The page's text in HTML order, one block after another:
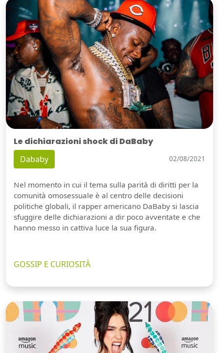
Le dichiarazioni shock di DaBaby
Dababy 02/08/2021
Nel momento in cui il tema sulla parità di diritti per la
comunità omosessuale è al centro delle decisioni
politiche globali, il rapper americano DaBaby si lascia
sfuggire delle dichiarazioni a dir poco avventate e che
hanno messo in cattiva luce la sua figura.
GOSSIP E CURIOSITÀ